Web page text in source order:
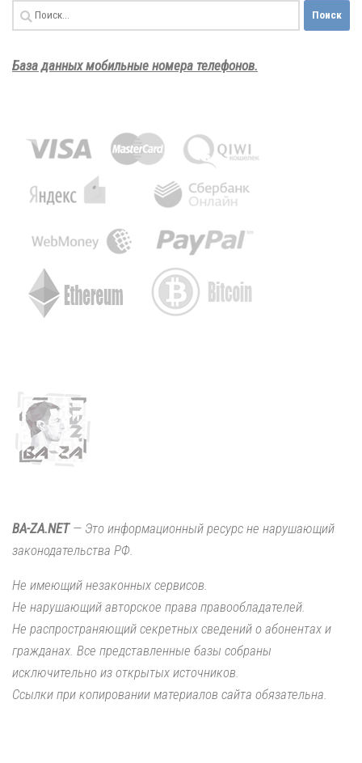
Найти:
База данных мобильные номера телефонов.
BA-ZA.NET— Это информационный ресурс не нарушающий
законодательства РФ.
Не имеющий незаконных сервисов.
Не нарушающий авторское права правообладателей.
Не распространяющий секретных сведений о абонентах и
гражданах. Все представленные базы собраны
исключительно из открытых источников.
Ссылки при копировании материалов сайта обязательна.